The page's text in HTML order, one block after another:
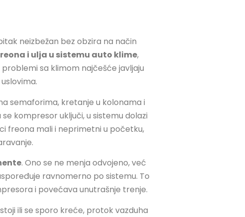
neizbežan bez obzira na način
i ulja u sistemu auto klime,
sa klimom najčešće javljaju
semaforima, kretanje u kolonama i
kompresor uključi, u sistemu dolazi
freona mali i neprimetni u početku,
. Ono se ne menja odvojeno, već
ravnomerno po sistemu. To
i povećava unutrašnje trenje.
ili se sporo kreće, protok vazduha